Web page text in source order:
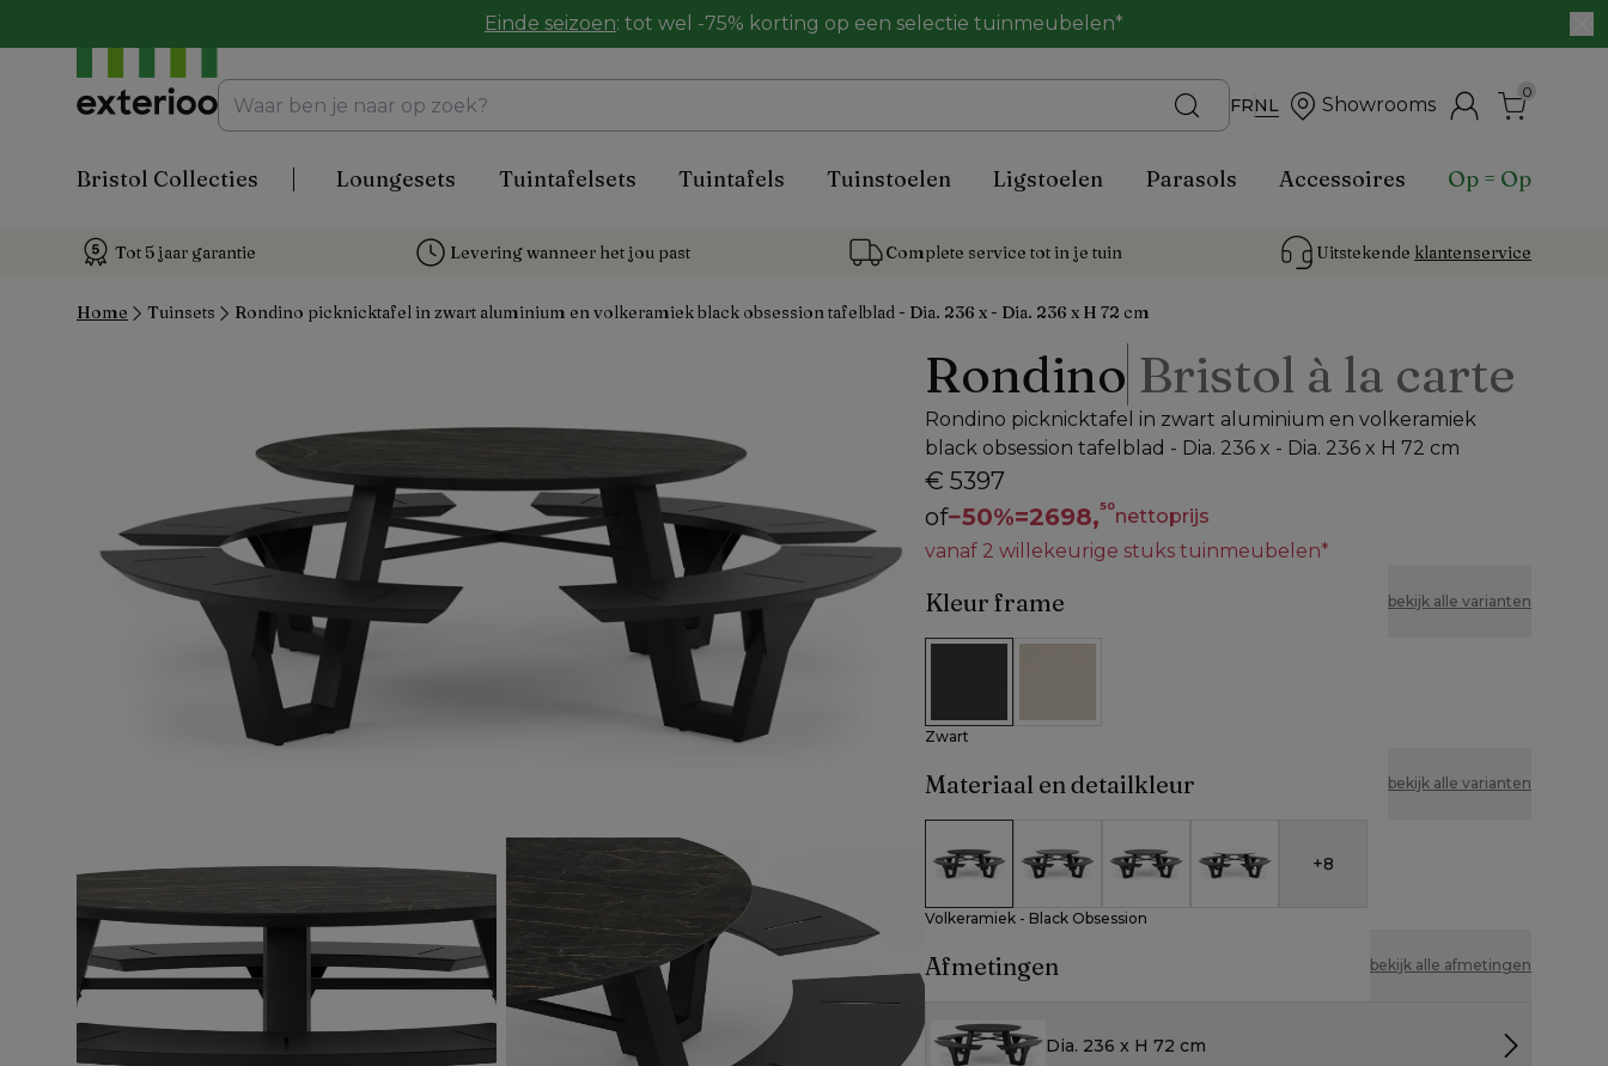
Einde seizoen: tot wel -75% korting op een selectie tuinmeubelen*
FRNL Showrooms
0
Bristol Collecties Loungesets Tuintafelsets Tuintafels Tuinstoelen Ligstoelen Parasols Accessoires Op = Op
Tot 5 jaar garantie Levering wanneer het jou past Complete service tot in je tuin Uitstekende klantenservice
Home Tuinsets Rondino picknicktafel in zwart aluminium en volkeramiek black obsession tafelblad - Dia. 236 x - Dia. 236 x H 72 cm
Rondino Bristol à la carte
Rondino picknicktafel in zwart aluminium en volkeramiek
black obsession tafelblad - Dia. 236 x - Dia. 236 x H 72 cm
€ 5397
of−50%=2698,50nettoprijs
vanaf 2 willekeurige stuks tuinmeubelen*
Kleur frame bekijk alle varianten
Zwart
Materiaal en detailkleur bekijk alle varianten
Volkeramiek - Black Obsession
Volkeramiek - Aspen Grey
Volkeramiek - Basalt Black
Volkeramiek - Calacatta
+8
Volkeramiek - Black Obsession
Afmetingen bekijk alle afmetingen
Dia. 236 x H 72 cm